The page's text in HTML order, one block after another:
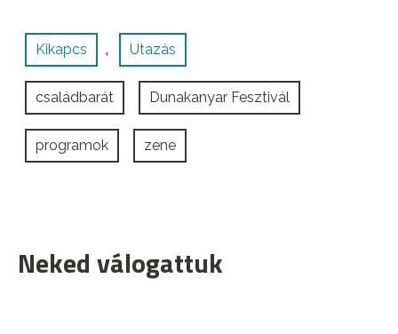
Kikapcs , Utazás
családbarát Dunakanyar Fesztivál
programok zene
Neked válogattuk